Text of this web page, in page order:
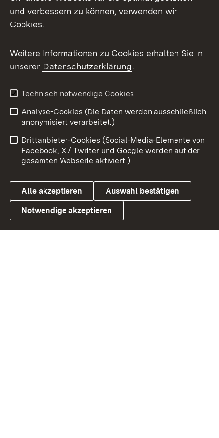
Facebook
X / Twitter
Youtube
Link zum Landesportal
Impressum
Kontakt
Barrierefreiheit
Datenschutz
Cookies
und verbessern zu können, verwenden wir
Cookies.
Weitere Informationen zu Cookies erhalten Sie in
unserer Datenschutzerklärung.
Technisch notwendige Cookies
Analyse-Cookies (Die Daten werden ausschließlich
anonymisiert verarbeitet.)
Drittanbieter-Cookies (Social-Media-Elemente von
Facebook, X / Twitter und Google werden auf der
gesamten Webseite aktiviert.)
Alle akzeptieren Auswahl bestätigen
Notwendige akzeptieren